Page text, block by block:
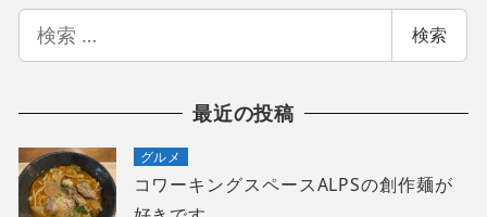
索
検索
最近の投稿
グルメ
コワーキングスペースALPSの創作麺が